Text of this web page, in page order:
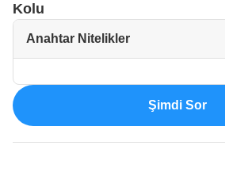
Kolu
Anahtar Nitelikler
Şimdi Sor